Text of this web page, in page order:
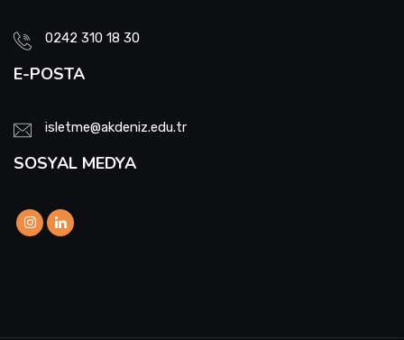
0242 310 18 30
E-POSTA
isletme@akdeniz.edu.tr
SOSYAL MEDYA